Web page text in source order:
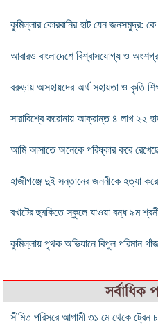
কুমিল্লার কোরবানির হাট যেন জনসমুদ্র:
আবারও বাংলাদেশে বিশ্বাসযোগ্য ও
বরুড়ায় অসহায়দের অর্থ সহায়তা ও কৃতি
সারাবিশ্বে করোনায় আক্রান্ত ৪ লাখ ২২
আমি আসাতে অনেকে পরিষ্কার করে রেখেছে:
হাজীগঞ্জে দুই সন্তানের জননীকে হত্যা করে
বখাটের হুমকিতে স্কুলে যাওয়া বন্ধ ৯ম
কুমিল্লায় পৃথক অভিযানে বিপুল পরিমান
সর্বাধিক
সীমিত পরিসরে আগামী ৩১ মে থেকে ট্রেন